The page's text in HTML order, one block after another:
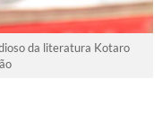
da literatura Kotaro